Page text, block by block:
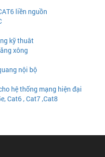
liền nguồn
kỹ thuât
xông
nội bộ
hệ thống mạng hiện đại
Cat6 , Cat7 ,Cat8